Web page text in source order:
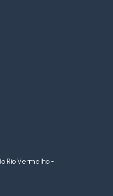
Rio Vermelho -